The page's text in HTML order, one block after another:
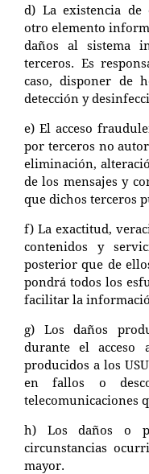
d) La existencia de
otro elemento
daños al sistema
terceros. Es
caso, disponer de
detección y
e) El acceso
por terceros no
eliminación,
de los mensajes y
que dichos terceros
f) La exactitud,
contenidos y
posterior que de
pondrá todos los
facilitar la
g) Los daños
durante el
producidos a los
en fallos o
telecomunicaciones
h) Los daños o
circunstancias
mayor.